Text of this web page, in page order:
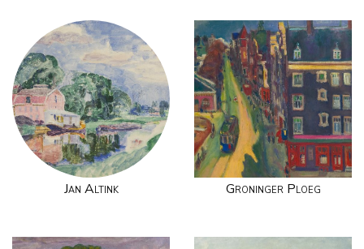
Jan Altink Groninger Ploeg